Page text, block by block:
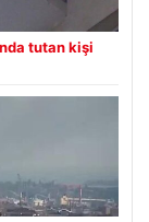
tutan kişi